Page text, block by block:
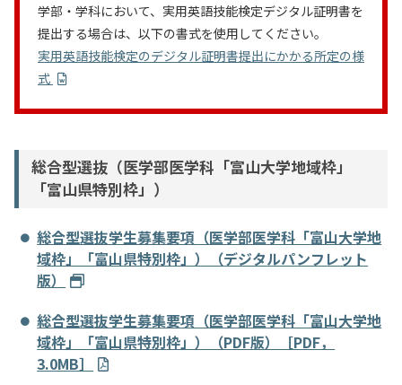
学部・学科において、実用英語技能検定デジタル証明書を
提出する場合は、以下の書式を使用してください。
実用英語技能検定のデジタル証明書提出にかかる所定の様
式
総合型選抜（医学部医学科「富山大学地域枠」
「富山県特別枠」）
総合型選抜学生募集要項（医学部医学科「富山大学地
域枠」「富山県特別枠」）（デジタルパンフレット
版）
総合型選抜学生募集要項（医学部医学科「富山大学地
域枠」「富山県特別枠」）（PDF版）［PDF，
3.0MB］